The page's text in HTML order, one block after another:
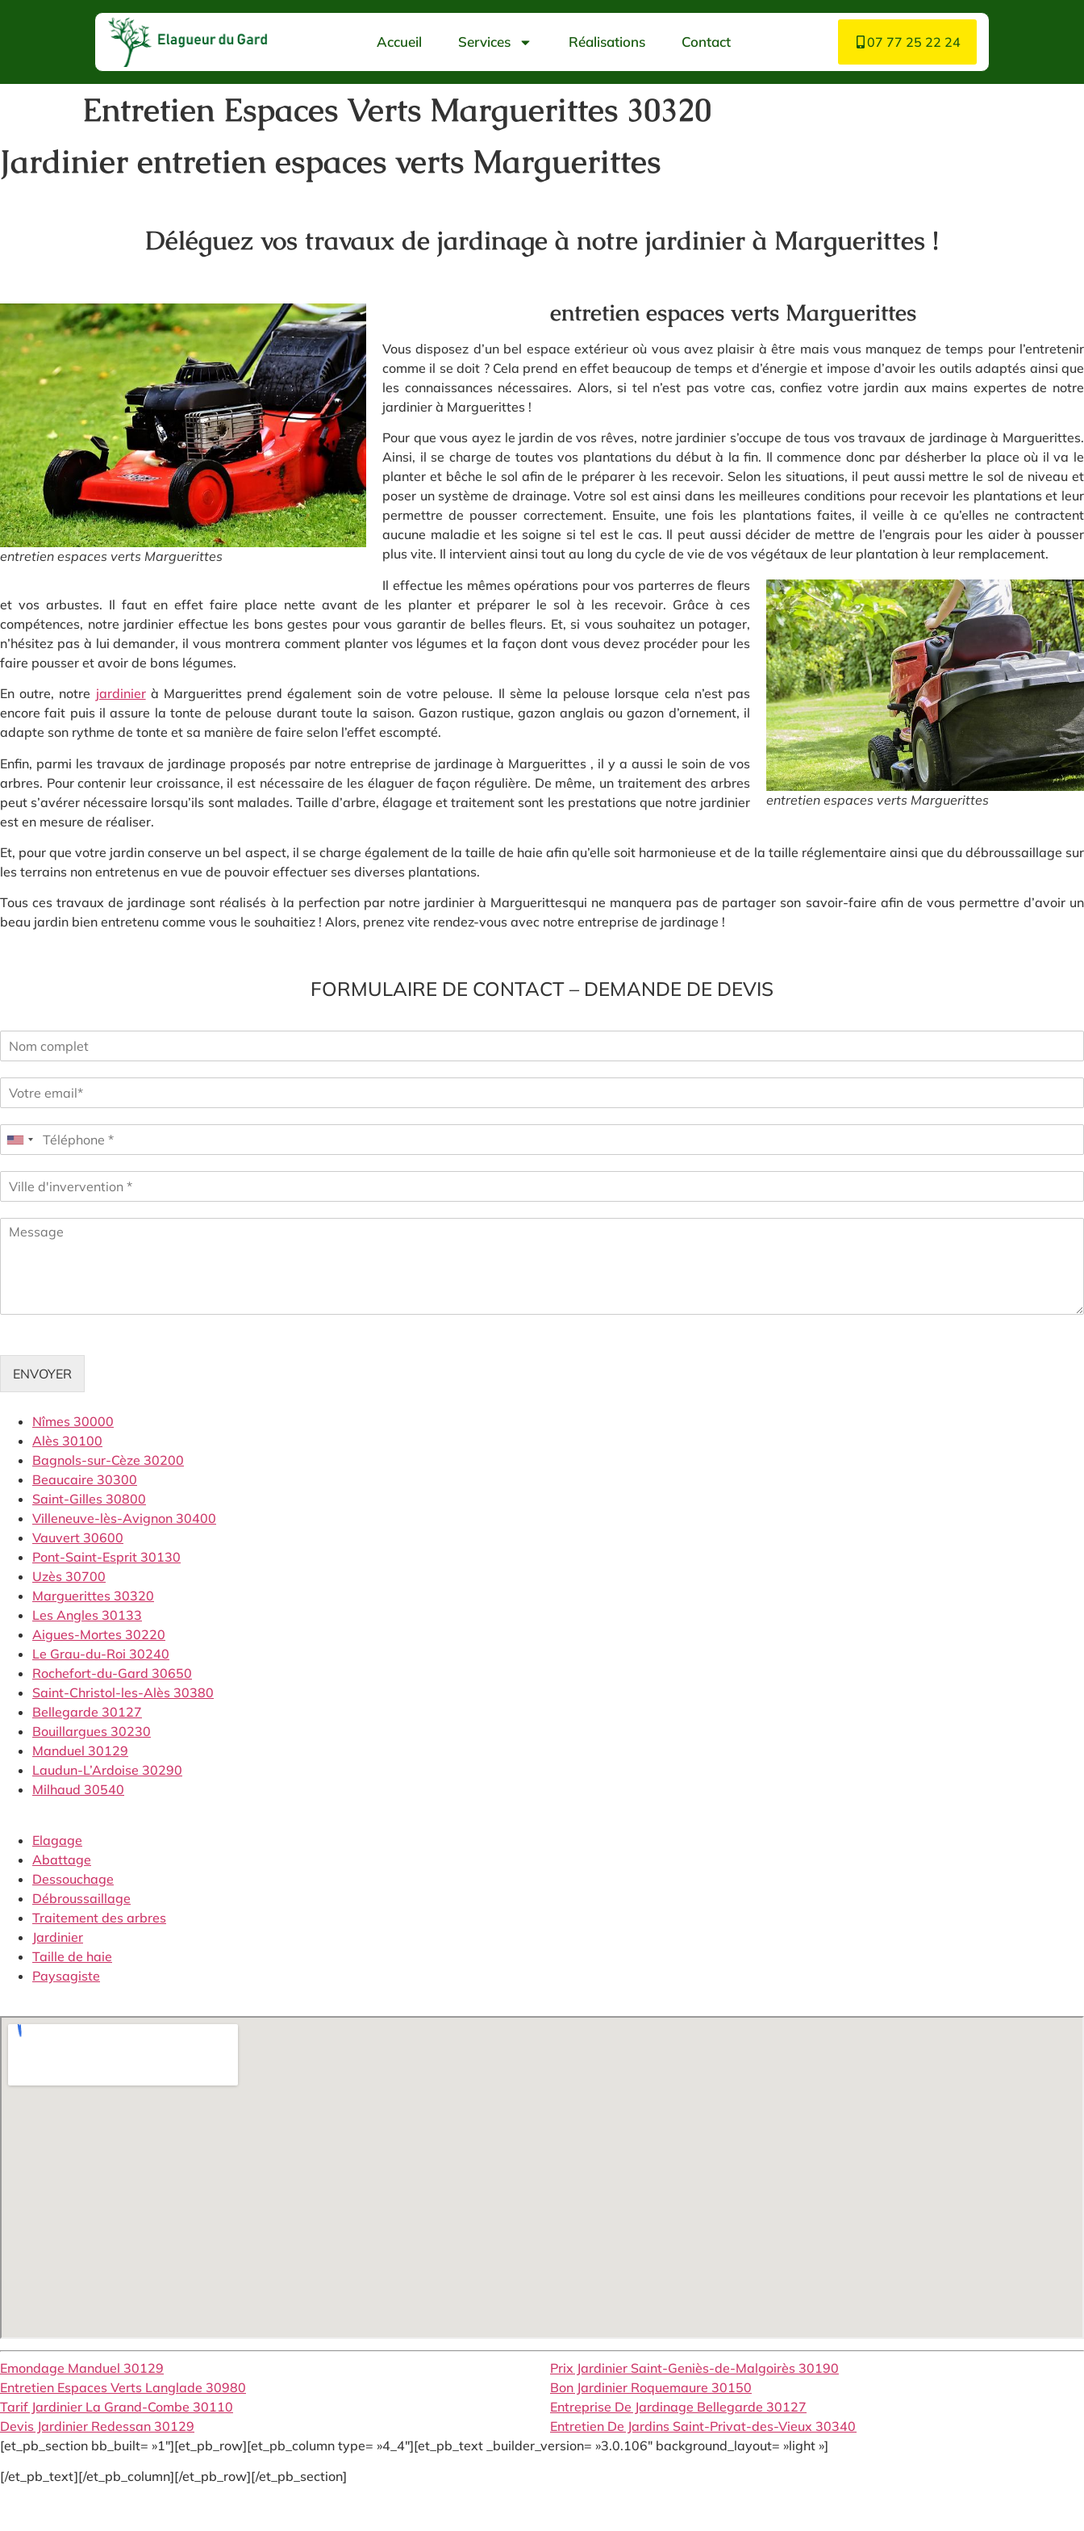
Accueil Services Réalisations Contact 07 77 25 22 24
Entretien Espaces Verts Marguerittes 30320
Jardinier entretien espaces verts Marguerittes
Déléguez vos travaux de jardinage à notre jardinier à Marguerittes !
entretien espaces verts Marguerittes
entretien espaces verts Marguerittes
Vous disposez d’un bel espace extérieur où vous avez plaisir à être mais vous manquez de temps pour l’entretenir
comme il se doit ? Cela prend en effet beaucoup de temps et d’énergie et impose d’avoir les outils adaptés ainsi que
les connaissances nécessaires. Alors, si tel n’est pas votre cas, confiez votre jardin aux mains expertes de notre
jardinier à Marguerittes !
Pour que vous ayez le jardin de vos rêves, notre jardinier s’occupe de tous vos travaux de jardinage à Marguerittes.
Ainsi, il se charge de toutes vos plantations du début à la fin. Il commence donc par désherber la place où il va le
planter et bêche le sol afin de le préparer à les recevoir. Selon les situations, il peut aussi mettre le sol de niveau et
poser un système de drainage. Votre sol est ainsi dans les meilleures conditions pour recevoir les plantations et leur
permettre de pousser correctement. Ensuite, une fois les plantations faites, il veille à ce qu’elles ne contractent
aucune maladie et les soigne si tel est le cas. Il peut aussi décider de mettre de l’engrais pour les aider à pousser
plus vite. Il intervient ainsi tout au long du cycle de vie de vos végétaux de leur plantation à leur remplacement.
entretien espaces verts Marguerittes
Il effectue les mêmes opérations pour vos parterres de fleurs
et vos arbustes. Il faut en effet faire place nette avant de les planter et préparer le sol à les recevoir. Grâce à ces
compétences, notre jardinier effectue les bons gestes pour vous garantir de belles fleurs. Et, si vous souhaitez un potager,
n’hésitez pas à lui demander, il vous montrera comment planter vos légumes et la façon dont vous devez procéder pour les
faire pousser et avoir de bons légumes.
En outre, notre jardinierà Marguerittes prend également soin de votre pelouse. Il sème la pelouse lorsque cela n’est pas
encore fait puis il assure la tonte de pelouse durant toute la saison. Gazon rustique, gazon anglais ou gazon d’ornement, il
adapte son rythme de tonte et sa manière de faire selon l’effet escompté.
Enfin, parmi les travaux de jardinage proposés par notre entreprise de jardinage à Marguerittes , il y a aussi le soin de vos
arbres. Pour contenir leur croissance, il est nécessaire de les élaguer de façon régulière. De même, un traitement des arbres
peut s’avérer nécessaire lorsqu’ils sont malades. Taille d’arbre, élagage et traitement sont les prestations que notre jardinier
est en mesure de réaliser.
Et, pour que votre jardin conserve un bel aspect, il se charge également de la taille de haie afin qu’elle soit harmonieuse et de la taille réglementaire ainsi que du débroussaillage sur
les terrains non entretenus en vue de pouvoir effectuer ses diverses plantations.
Tous ces travaux de jardinage sont réalisés à la perfection par notre jardinier à Marguerittesqui ne manquera pas de partager son savoir-faire afin de vous permettre d’avoir un
beau jardin bien entretenu comme vous le souhaitiez ! Alors, prenez vite rendez-vous avec notre entreprise de jardinage !
FORMULAIRE DE CONTACT – DEMANDE DE DEVIS
ENVOYER
Nîmes 30000
Alès 30100
Bagnols-sur-Cèze 30200
Beaucaire 30300
Saint-Gilles 30800
Villeneuve-lès-Avignon 30400
Vauvert 30600
Pont-Saint-Esprit 30130
Uzès 30700
Marguerittes 30320
Les Angles 30133
Aigues-Mortes 30220
Le Grau-du-Roi 30240
Rochefort-du-Gard 30650
Saint-Christol-les-Alès 30380
Bellegarde 30127
Bouillargues 30230
Manduel 30129
Laudun-L’Ardoise 30290
Milhaud 30540
Elagage
Abattage
Dessouchage
Débroussaillage
Traitement des arbres
Jardinier
Taille de haie
Paysagiste
Emondage Manduel 30129
Entretien Espaces Verts Langlade 30980
Tarif Jardinier La Grand-Combe 30110
Devis Jardinier Redessan 30129
Prix Jardinier Saint-Geniès-de-Malgoirès 30190
Bon Jardinier Roquemaure 30150
Entreprise De Jardinage Bellegarde 30127
Entretien De Jardins Saint-Privat-des-Vieux 30340
[et_pb_section bb_built= »1″][et_pb_row][et_pb_column type= »4_4″][et_pb_text _builder_version= »3.0.106″ background_layout= »light »]
[/et_pb_text][/et_pb_column][/et_pb_row][/et_pb_section]